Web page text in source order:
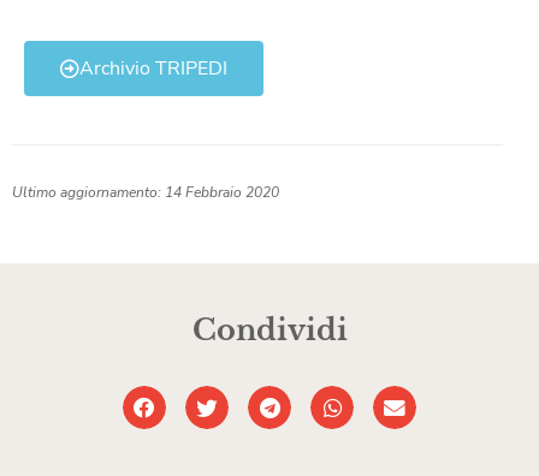
Archivio TRIPEDI
Ultimo aggiornamento: 14 Febbraio 2020
Condividi